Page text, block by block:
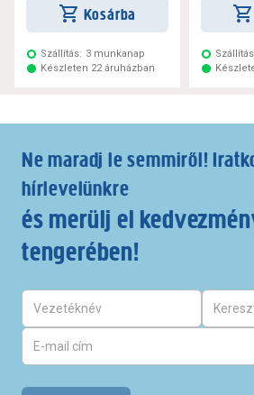
Kosárba
Szállítás: 3 munkanap
Készleten 22 áruházban
Ne maradj le semmiről!
hírlevelünkre
és merülj el
tengerében!